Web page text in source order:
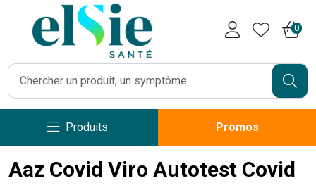
0
Produits Promos
Aaz Covid Viro Autotest Covid